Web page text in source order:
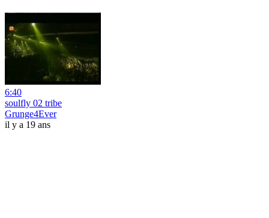
6:40
soulfly 02 tribe
Grunge4Ever
il y a 19 ans